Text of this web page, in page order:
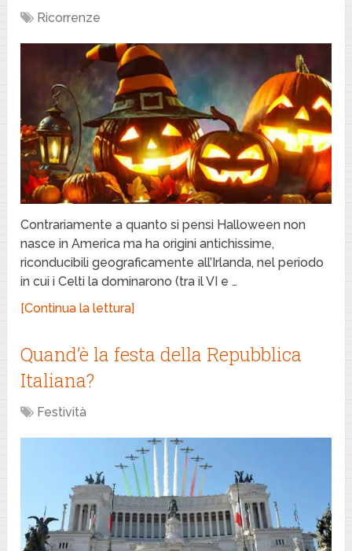
Ricorrenze
Contrariamente a quanto si pensi Halloween non
nasce in America ma ha origini antichissime,
riconducibili geograficamente all’Irlanda, nel periodo
in cui i Celti la dominarono (tra il VI e …
[Continua la lettura]
Quand’è la festa della Repubblica
Italiana?
Festività